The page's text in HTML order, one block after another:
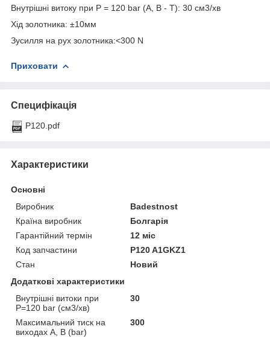
Внутрішні витоку при Р = 120 bar (А, В - Т): 30 cм3/хв
Хід золотника: ±10мм
Зусилля на рух золотника:<300 N
Приховати
Специфікація
P120.pdf
Характеристики
Основні
Виробник
Badestnost
Країна виробник
Болгарія
Гарантійний термін
12 міс
Код запчастини
P120 A1GKZ1
Стан
Новий
Додаткові характеристики
Внутрішні витоки при
Р=120 bar (см3/хв)
30
Максимальний тиск на
виходах А, В (bar)
300